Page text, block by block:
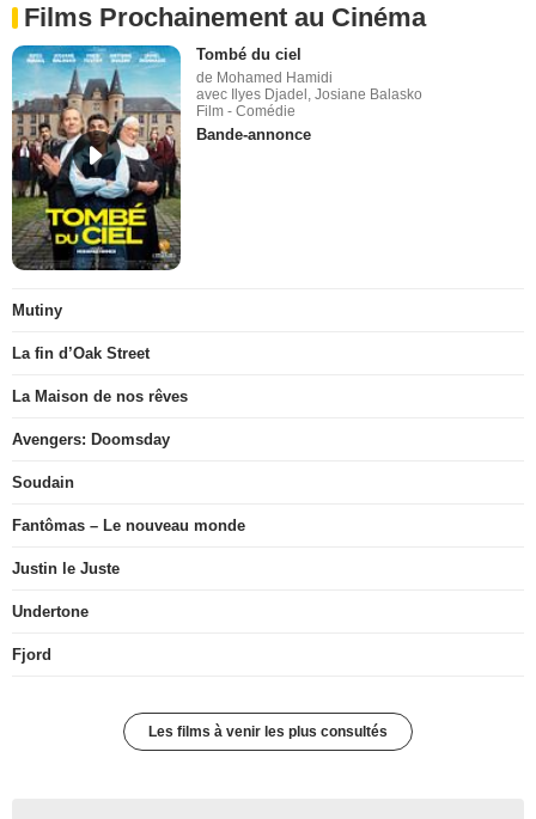
Films Prochainement au Cinéma
Tombé du ciel
de Mohamed Hamidi
avec Ilyes Djadel, Josiane Balasko
Film - Comédie
Bande-annonce
Mutiny
La fin d’Oak Street
La Maison de nos rêves
Avengers: Doomsday
Soudain
Fantômas – Le nouveau monde
Justin le Juste
Undertone
Fjord
Les films à venir les plus consultés